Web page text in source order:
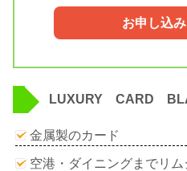
お申し込
LUXURY CARD
金属製のカード
空港・ダイニングまでリ